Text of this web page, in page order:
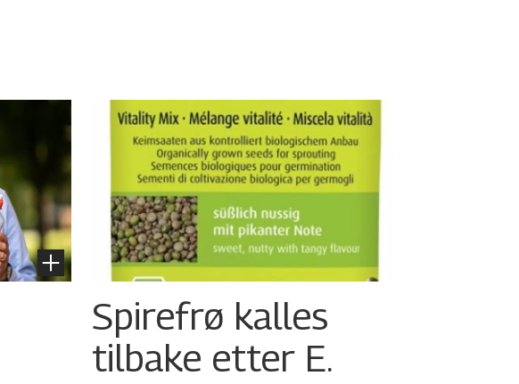
Spirefrø kalles
tilbake etter E.